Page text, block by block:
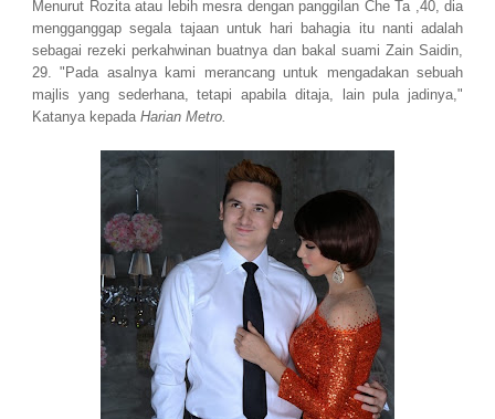
Menurut Rozita atau lebih mesra dengan panggilan Che Ta ,40, dia
mengganggap segala tajaan untuk hari bahagia itu nanti adalah
sebagai rezeki perkahwinan buatnya dan bakal suami Zain Saidin,
29. "Pada asalnya kami merancang untuk mengadakan sebuah
majlis yang sederhana, tetapi apabila ditaja, lain pula jadinya,"
Katanya kepada Harian Metro.